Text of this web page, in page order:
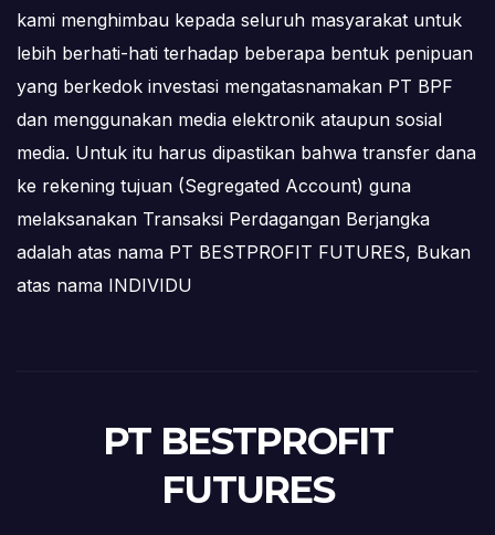
kami menghimbau kepada seluruh masyarakat untuk
lebih berhati-hati terhadap beberapa bentuk penipuan
yang berkedok investasi mengatasnamakan PT BPF
dan menggunakan media elektronik ataupun sosial
media. Untuk itu harus dipastikan bahwa transfer dana
ke rekening tujuan (Segregated Account) guna
melaksanakan Transaksi Perdagangan Berjangka
adalah atas nama PT BESTPROFIT FUTURES, Bukan
atas nama INDIVIDU
PT BESTPROFIT
FUTURES